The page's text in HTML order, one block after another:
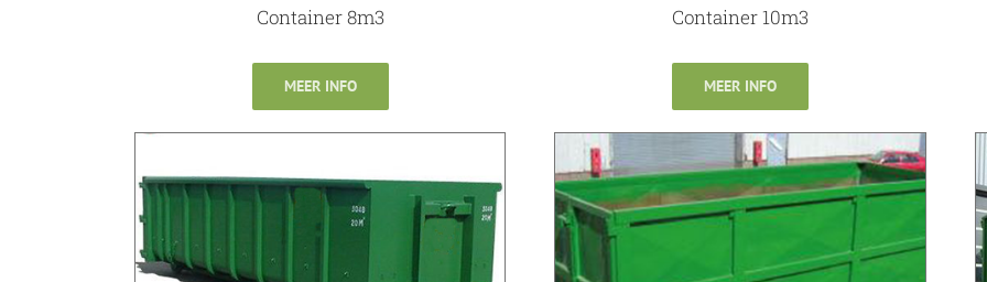
Container 8m3
MEER INFO
Container 10m3
MEER INFO